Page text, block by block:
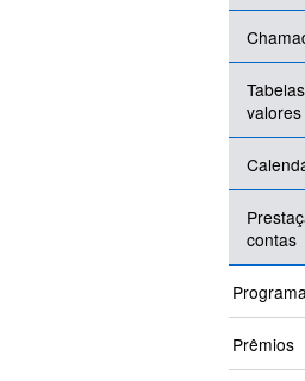
valores
contas
Prêmios